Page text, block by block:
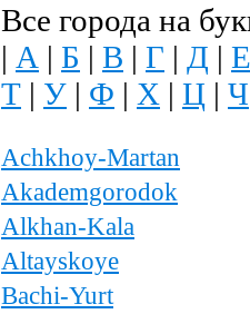
Все города на
| А | Б | В | Г | Д | Е
Т | У | Ф | Х | Ц | Ч
Achkhoy-Martan
Akademgorodok
Alkhan-Kala
Altayskoye
Bachi-Yurt